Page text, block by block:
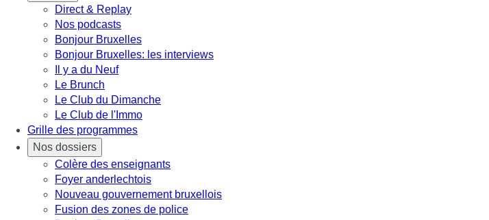
Direct & Replay
Nos podcasts
Bonjour Bruxelles
Bonjour Bruxelles: les interviews
Il y a du Neuf
Le Brunch
Le Club du Dimanche
Le Club de l'Immo
Grille des programmes
Nos dossiers
Colère des enseignants
Foyer anderlechtois
Nouveau gouvernement bruxellois
Fusion des zones de police